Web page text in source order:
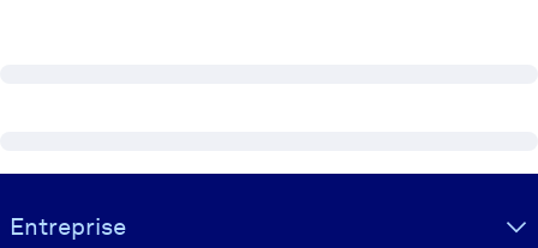
Visually hidden Text
Entreprise